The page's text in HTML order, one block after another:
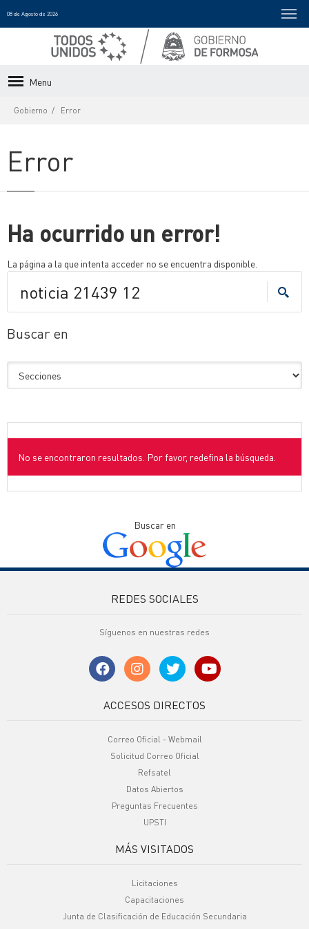
08 de Agosto de 2026
Menu
Gobierno Error
Error
Ha ocurrido un error!
La página a la que intenta acceder no se encuentra disponible.
Buscar en
No se encontraron resultados. Por favor, redefina la búsqueda.
Buscar en
REDES SOCIALES
Síguenos en nuestras redes
ACCESOS DIRECTOS
Correo Oficial - Webmail
Solicitud Correo Oficial
Refsatel
Datos Abiertos
Preguntas Frecuentes
UPSTI
MÁS VISITADOS
Licitaciones
Capacitaciones
Junta de Clasificación de Educación Secundaria